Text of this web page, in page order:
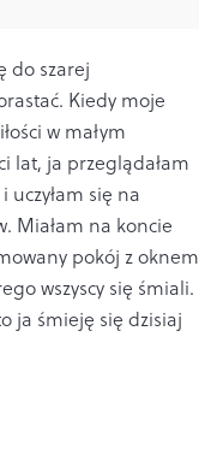
do szarej
Kiedy moje
w małym
lat, ja przeglądałam
się na
Miałam na koncie
pokój z oknem
wszyscy się śmiali.
ja śmieję się dzisiaj